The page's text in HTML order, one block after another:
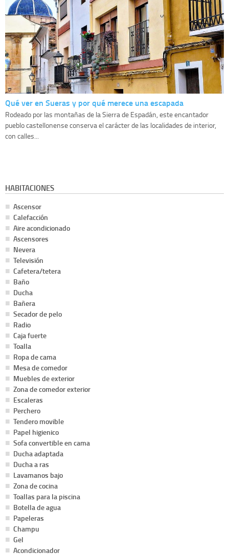
Qué ver en Sueras y por qué merece una escapada
Rodeado por las montañas de la Sierra de Espadán, este encantador
pueblo castellonense conserva el carácter de las localidades de interior,
con calles...
HABITACIONES
Ascensor
Calefacción
Aire acondicionado
Ascensores
Nevera
Televisión
Cafetera/tetera
Baño
Ducha
Bañera
Secador de pelo
Radio
Caja fuerte
Toalla
Ropa de cama
Mesa de comedor
Muebles de exterior
Zona de comedor exterior
Escaleras
Perchero
Tendero movible
Papel higienico
Sofa convertible en cama
Ducha adaptada
Ducha a ras
Lavamanos bajo
Zona de cocina
Toallas para la piscina
Botella de agua
Papeleras
Champu
Gel
Acondicionador